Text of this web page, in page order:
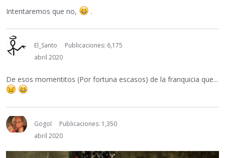
Intentaremos que no, .
El_Santo
Publicaciones: 6,175
abril 2020
De esos momentitos (Por fortuna escasos) de la franquicia que...
Gogol
Publicaciones: 1,350
abril 2020